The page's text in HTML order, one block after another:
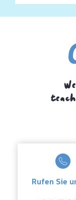
Rufen Sie